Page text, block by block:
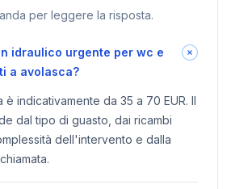
per leggere la risposta.
idraulico urgente per wc e
a avolasca?
è indicativamente da 35 a 70 EUR. Il
dal tipo di guasto, dai ricambi
dell'intervento e dalla